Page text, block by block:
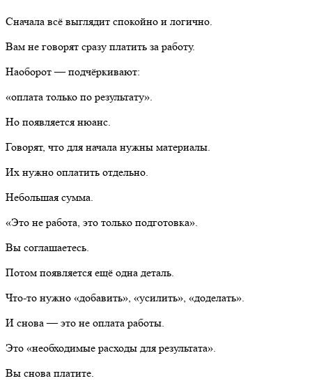
Сначала всё выглядит спокойно и логично.
Вам не говорят сразу платить за работу.
Наоборот — подчёркивают:
«оплата только по результату».
Но появляется нюанс.
Говорят, что для начала нужны материалы.
Их нужно оплатить отдельно.
Небольшая сумма.
«Это не работа, это только подготовка».
Вы соглашаетесь.
Потом появляется ещё одна деталь.
Что-то нужно «добавить», «усилить», «доделать».
И снова — это не оплата работы.
Это «необходимые расходы для результата».
Вы снова платите.